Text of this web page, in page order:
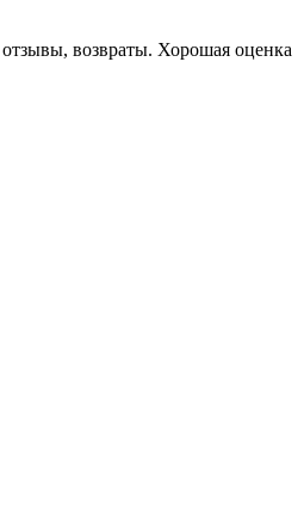
возвраты. Хорошая оценка